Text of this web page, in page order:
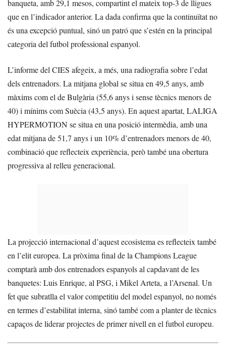
banqueta, amb 29,1 mesos, compartint el mateix top-3 de lligues
que en l’indicador anterior. La dada confirma que la continuïtat no
és una excepció puntual, sinó un patró que s’estén en la principal
categoria del futbol professional espanyol.
L’informe del CIES afegeix, a més, una radiografia sobre l’edat
dels entrenadors. La mitjana global se situa en 49,5 anys, amb
màxims com el de Bulgària (55,6 anys i sense tècnics menors de
40) i mínims com Suècia (43,5 anys). En aquest apartat, LALIGA
HYPERMOTION se situa en una posició intermèdia, amb una
edat mitjana de 51,7 anys i un 10% d’entrenadors menors de 40,
combinació que reflecteix experiència, però també una obertura
progressiva al relleu generacional.
La projecció internacional d’aquest ecosistema es reflecteix també
en l’elit europea. La pròxima final de la Champions League
comptarà amb dos entrenadors espanyols al capdavant de les
banquetes: Luis Enrique, al PSG, i Mikel Arteta, a l’Arsenal. Un
fet que subratlla el valor competitiu del model espanyol, no només
en termes d’estabilitat interna, sinó també com a planter de tècnics
capaços de liderar projectes de primer nivell en el futbol europeu.